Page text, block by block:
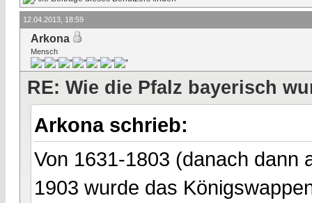
12.04.2013, 18:59
Arkona
Mensch
RE: Wie die Pfalz bayerisch
Arkona schrieb:
Von 1631-1803 (danach dann
1903 wurde das